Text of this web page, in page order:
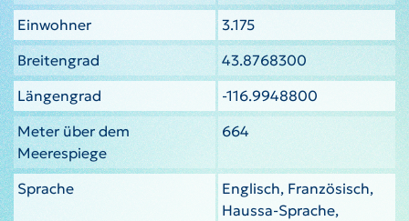
Einwohner
3.175
Breitengrad
43.8768300
Längengrad
-116.9948800
Meter über dem
Meerespiege
664
Sprache
Englisch, Französisch,
Haussa-Sprache,